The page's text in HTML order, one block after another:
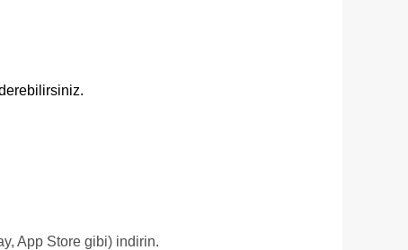
App Store gibi) indirin.